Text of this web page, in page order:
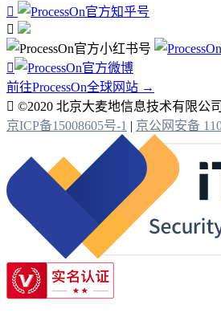



前往ProcessOn全球网站 →
 ©2020 北京大麦地信息技术有限公司
京ICP备15008605号-1 | 京公网安备